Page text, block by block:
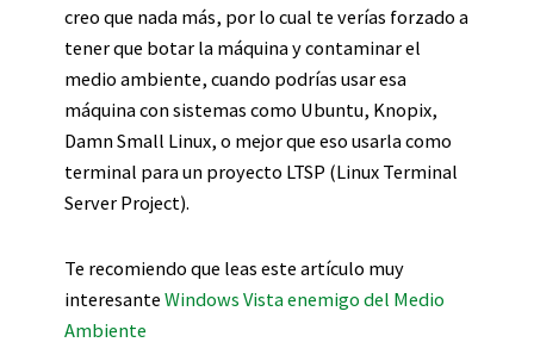
creo que nada más, por lo cual te verías forzado a
tener que botar la máquina y contaminar el
medio ambiente, cuando podrías usar esa
máquina con sistemas como Ubuntu, Knopix,
Damn Small Linux, o mejor que eso usarla como
terminal para un proyecto LTSP (Linux Terminal
Server Project).
Te recomiendo que leas este artículo muy
interesante Windows Vista enemigo del Medio
Ambiente